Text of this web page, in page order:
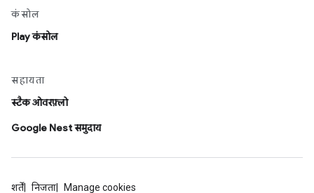
कंसोल
Play कंसोल
सहायता
स्टैक ओवरफ़्लो
Google Nest समुदाय
शर्तें निजता Manage cookies